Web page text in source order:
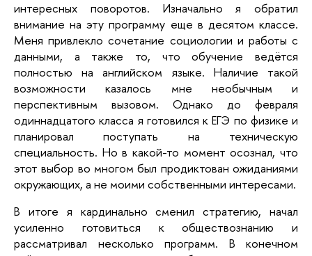
интересных поворотов. Изначально я обратил
внимание на эту программу еще в десятом классе.
Меня привлекло сочетание социологии и работы с
данными, а также то, что обучение ведётся
полностью на английском языке. Наличие такой
возможности казалось мне необычным и
перспективным вызовом. Однако до февраля
одиннадцатого класса я готовился к ЕГЭ по физике и
планировал поступать на техническую
специальность. Но в какой-то момент осознал, что
этот выбор во многом был продиктован ожиданиями
окружающих, а не моими собственными интересами.
В итоге я кардинально сменил стратегию, начал
усиленно готовиться к обществознанию и
рассматривал несколько программ. В конечном